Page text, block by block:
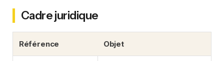
Cadre juridique
Référence Objet